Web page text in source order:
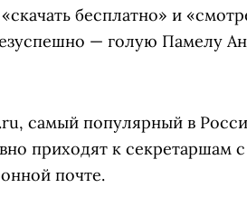
бесплатно» и
— голую Памелу
самый популярный в
приходят к секретаршам
почте.